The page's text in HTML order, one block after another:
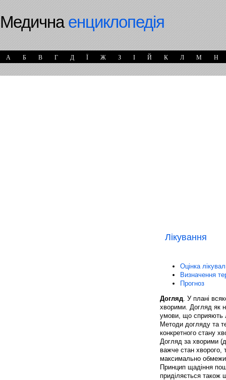
Медичнаенциклопедія
А Б В Г Д Ї Ж З І Й К Л М Н
Лікування
Оцінка
Визначення
Прогноз
Догляд. У плані
хворими. Догляд як
умови, що сприяють
Методи догляду та
конкретного стану
Догляд за хворими
важче стан хворого,
максимально
Принцип щадіння
приділяється також